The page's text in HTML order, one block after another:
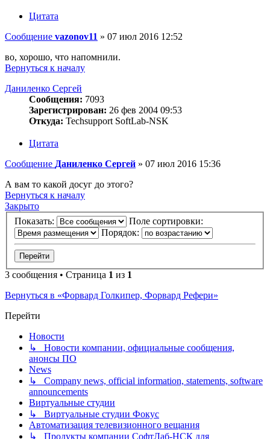
Цитата
Сообщение vazonov11 » 07 июл 2016 12:52
во, хорошо, что напомнили.
Вернуться к началу
Даниленко Сергей
Сообщения: 7093
Зарегистрирован: 26 фев 2004 09:53
Откуда: Techsupport SoftLab-NSK
Цитата
Сообщение Даниленко Сергей » 07 июл 2016 15:36
А вам то какой досуг до этого?
Вернуться к началу
Закрыто
Показать:
Поле сортировки:
Порядок:
3 сообщения • Страница 1 из 1
Вернуться в «Форвард Голкипер, Форвард Рефери»
Перейти
Новости
↳ Новости компании, официальные сообщения,
анонсы ПО
News
↳ Company news, official information, statements, software
announcements
Виртуальные студии
↳ Виртуальные студии Фокус
Автоматизация телевизионного вещания
↳ Продукты компании СофтЛаб-НСК для